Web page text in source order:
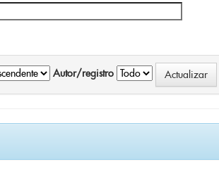
Autor/registro